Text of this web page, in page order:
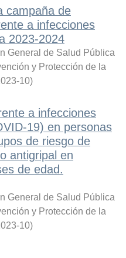
campaña de
a infecciones
2023-2024
General de Salud Pública
y Protección de la
10)
a infecciones
19) en personas
de riesgo de
antigripal en
de edad.
General de Salud Pública
y Protección de la
10)